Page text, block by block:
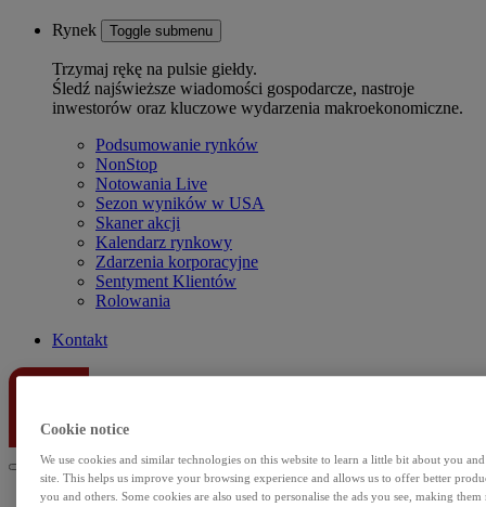
Rynek Toggle submenu
Trzymaj rękę na pulsie giełdy.
Śledź najświeższe wiadomości gospodarcze, nastroje
inwestorów oraz kluczowe wydarzenia makroekonomiczne.
Podsumowanie rynków
NonStop
Notowania Live
Sezon wyników w USA
Skaner akcji
Kalendarz rynkowy
Zdarzenia korporacyjne
Sentyment Klientów
Rolowania
Kontakt
Cookie notice
We use cookies and similar technologies on this website to learn a little bit about you
site. This helps us improve your browsing experience and allows us to offer better
you and others. Some cookies are also used to personalise the ads you see, making